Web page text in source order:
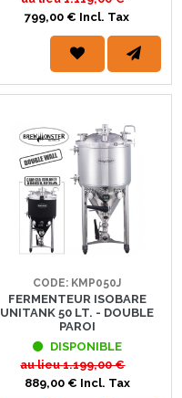
799,00 € Incl. Tax
CODE: KMP050J
FERMENTEUR ISOBARE
UNITANK 50 LT. - DOUBLE
PAROI
DISPONIBLE
au lieu1.199,00 €
889,00 € Incl. Tax